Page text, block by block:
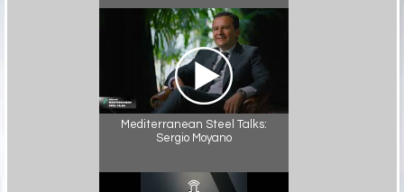
Mediterranean Steel Talks:
Sergio Moyano